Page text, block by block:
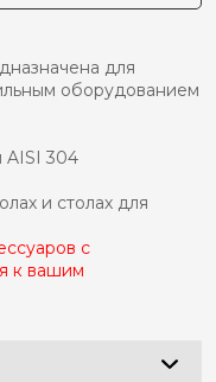
для
оборудованием
304
и столах для
с
к вашим